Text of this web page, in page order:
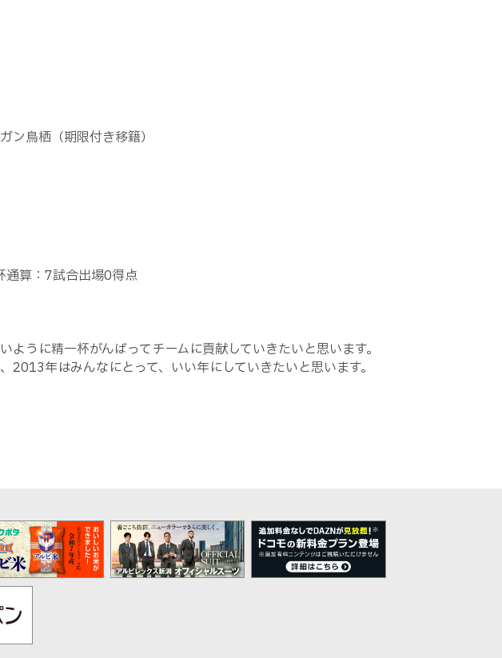
ン鳥栖（期限付き移籍）
通算：7試合出場0得点
うに精一杯がんばってチームに貢献していきたいと思います。
年はみんなにとって、いい年にしていきたいと思います。